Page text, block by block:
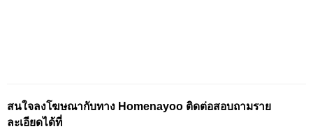
สนใจลงโฆษณากับทาง Homenayoo ติดต่อสอบถามราย
ละเอียดได้ที่